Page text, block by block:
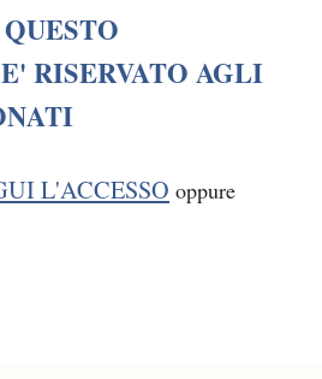
RISERVATO AGLI
L'ACCESSO oppure